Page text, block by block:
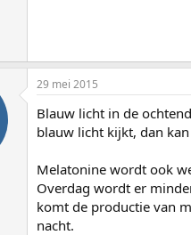
29 mei 2015
Blauw licht in de
blauw licht kijkt, dan
Melatonine wordt ook
Overdag wordt er
komt de productie van
nacht.